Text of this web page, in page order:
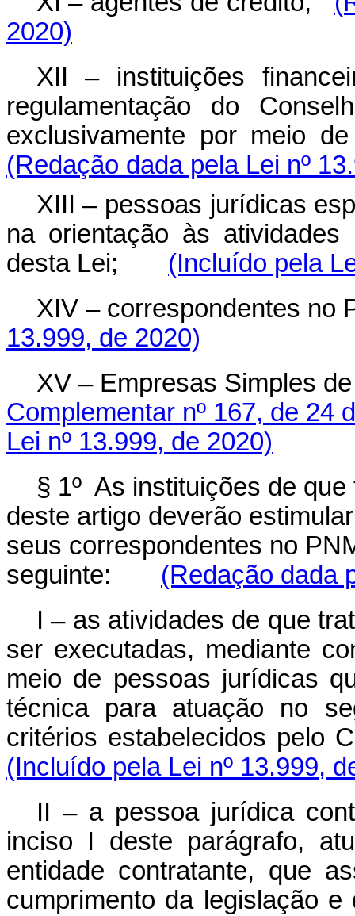
2020)
XII – instituições
regulamentação do
exclusivamente por meio
(Redação dada pela Lei nº
XIII – pessoas jurídicas
na orientação às
desta Lei;
(Incluído pela
XIV – correspondentes no
13.999, de 2020)
XV – Empresas Simples
Complementar nº 167, de 24
Lei nº 13.999, de 2020)
§ 1º As instituições de
deste artigo deverão
seus correspondentes no
seguinte:
(Redação dada
I – as atividades de que
ser executadas, mediante
meio de pessoas jurídicas
técnica para atuação no
critérios estabelecidos pelo
(Incluído pela Lei nº 13.999,
II – a pessoa jurídica
inciso I deste parágrafo,
entidade contratante, que
cumprimento da legislação